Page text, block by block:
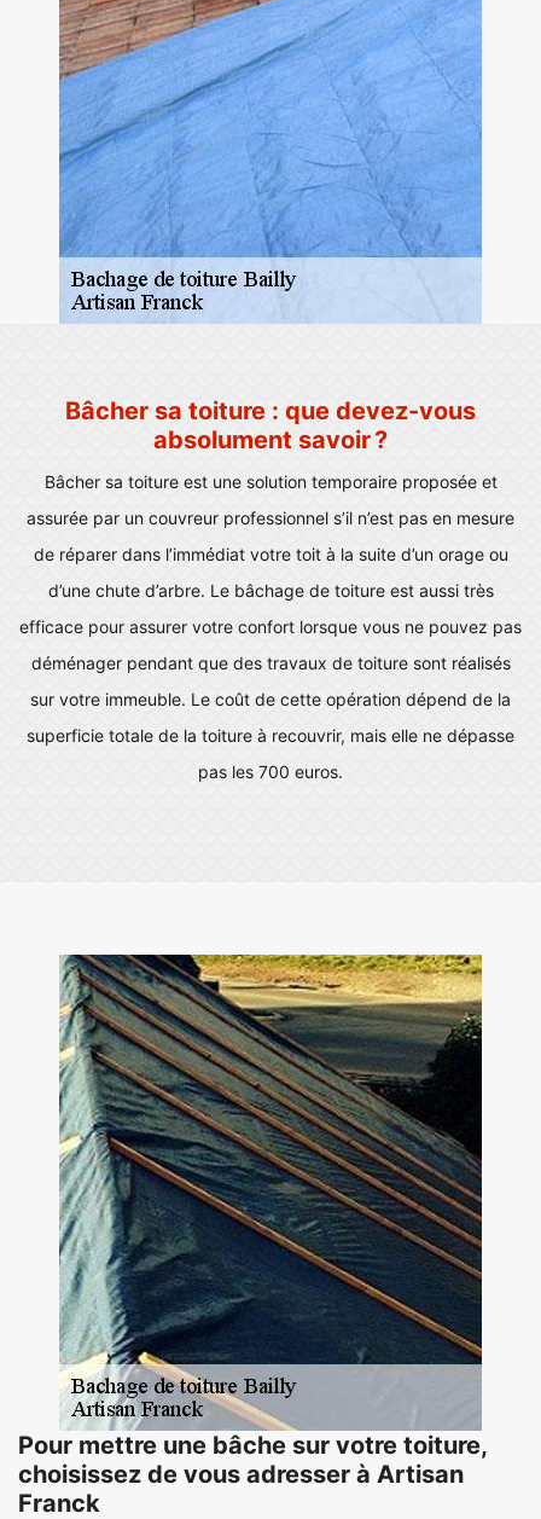
Bâcher sa toiture : que devez-vous
absolument savoir ?
Bâcher sa toiture est une solution temporaire proposée et
assurée par un couvreur professionnel s’il n’est pas en mesure
de réparer dans l’immédiat votre toit à la suite d’un orage ou
d’une chute d’arbre. Le bâchage de toiture est aussi très
efficace pour assurer votre confort lorsque vous ne pouvez pas
déménager pendant que des travaux de toiture sont réalisés
sur votre immeuble. Le coût de cette opération dépend de la
superficie totale de la toiture à recouvrir, mais elle ne dépasse
pas les 700 euros.
Pour mettre une bâche sur votre toiture,
choisissez de vous adresser à Artisan
Franck